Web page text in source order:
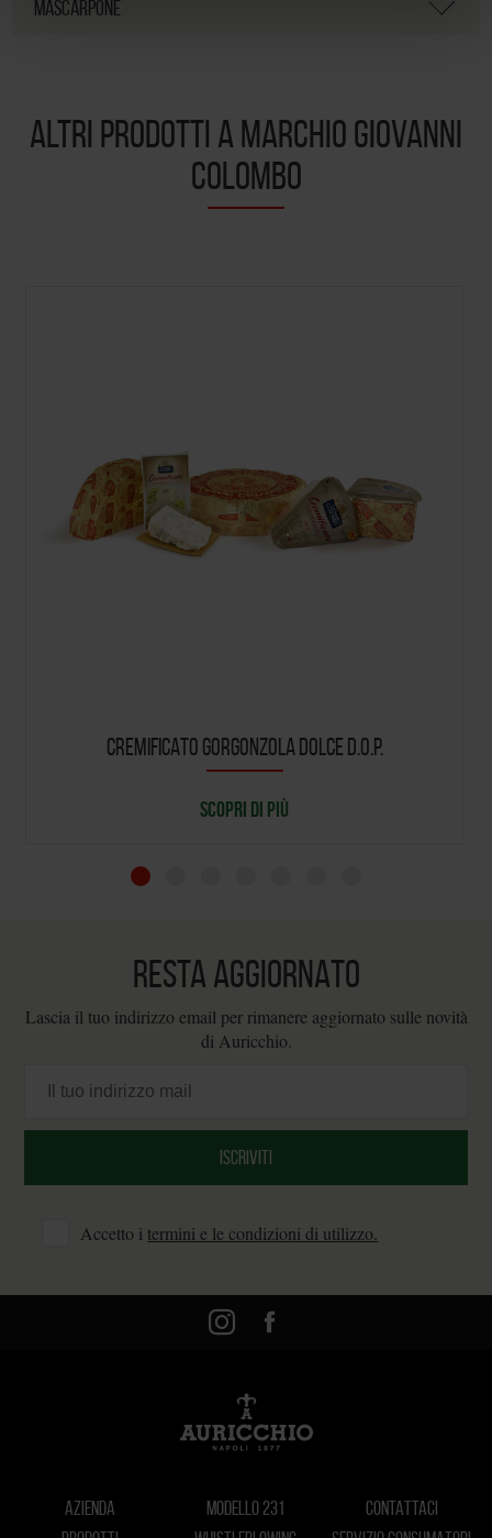
MASCARPONE
ALTRI PRODOTTI A MARCHIO GIOVANNI
COLOMBO
CREMIFICATO GORGONZOLA DOLCE D.O.P.
SCOPRI DI PIÙ
RESTA AGGIORNATO
Lascia il tuo indirizzo email per rimanere aggiornato sulle novità
di Auricchio.
Accetto i termini e le condizioni di utilizzo.
AZIENDA
MODELLO 231
CONTATTACI